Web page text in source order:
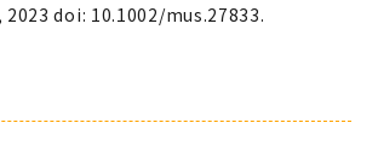
doi: 10.1002/mus.27833.